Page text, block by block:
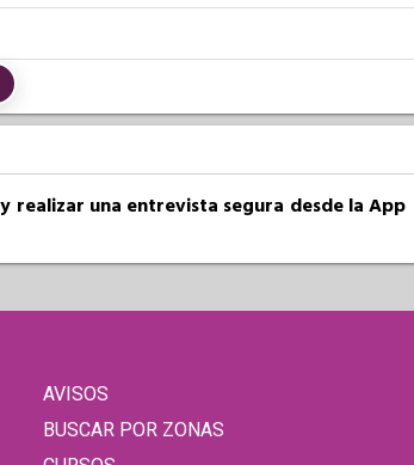
una entrevista segura desde la App
AVISOS
BUSCAR POR ZONAS